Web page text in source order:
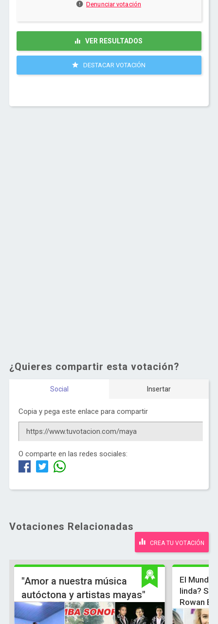
Denunciar votación
VER RESULTADOS
DESTACAR VOTACIÓN
¿Quieres compartir esta votación?
Social Insertar
Copia y pega este enlace para compartir
O comparte en las redes sociales:
Votaciones Relacionadas
CREA TU VOTACIÓN
"Amor a nuestra música
autóctona y artistas mayas"
El Mundo
linda?
Rowan